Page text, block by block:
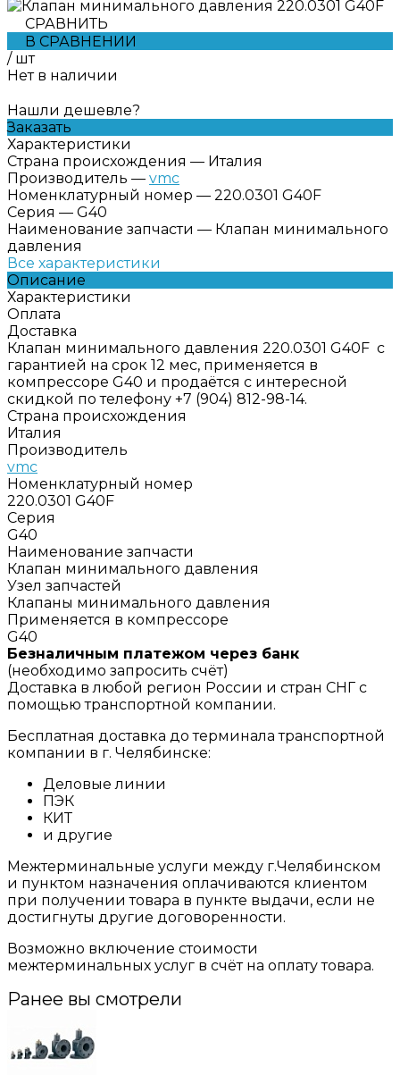
СРАВНИТЬ
В СРАВНЕНИИ
/ шт
Нет в наличии
Нашли дешевле?
Заказать
Характеристики
Страна происхождения — Италия
Производитель — vmc
Номенклатурный номер — 220.0301 G40F
Серия — G40
Наименование запчасти — Клапан минимального
давления
Все характеристики
Описание
Характеристики
Оплата
Доставка
Клапан минимального давления 220.0301 G40F с
гарантией на срок 12 мес, применяется в
компрессоре G40 и продаётся с интересной
скидкой по телефону +7 (904) 812-98-14.
Страна происхождения
Италия
Производитель
vmc
Номенклатурный номер
220.0301 G40F
Серия
G40
Наименование запчасти
Клапан минимального давления
Узел запчастей
Клапаны минимального давления
Применяется в компрессоре
G40
Безналичным платежом через банк
(необходимо запросить счёт)
Доставка в любой регион России и стран СНГ с
помощью транспортной компании.
Бесплатная доставка до терминала транспортной
компании в г. Челябинске:
Деловые линии
ПЭК
КИТ
и другие
Межтерминальные услуги между г.Челябинском
и пунктом назначения оплачиваются клиентом
при получении товара в пункте выдачи, если не
достигнуты другие договоренности.
Возможно включение стоимости
межтерминальных услуг в счёт на оплату товара.
Ранее вы смотрели